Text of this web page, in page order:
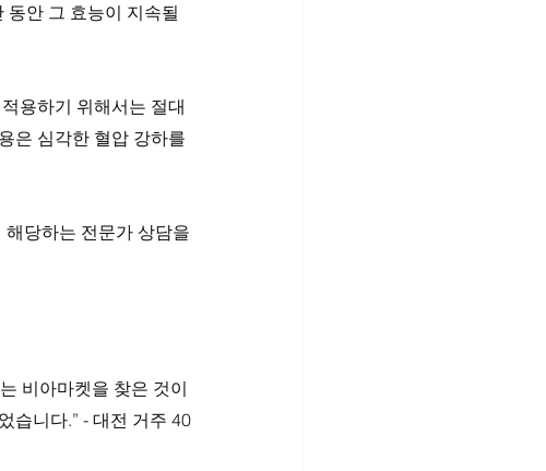
안 그 효능이 지속될
용하기 위해서는 절대
은 심각한 혈압 강하를
당하는 전문가 상담을
비아마켓을 찾은 것이
습니다.” - 대전 거주 40